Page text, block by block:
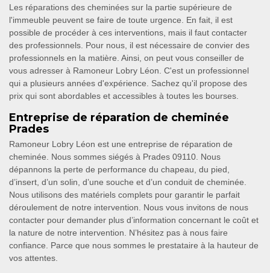
Les réparations des cheminées sur la partie supérieure de
l'immeuble peuvent se faire de toute urgence. En fait, il est
possible de procéder à ces interventions, mais il faut contacter
des professionnels. Pour nous, il est nécessaire de convier des
professionnels en la matière. Ainsi, on peut vous conseiller de
vous adresser à Ramoneur Lobry Léon. C'est un professionnel
qui a plusieurs années d'expérience. Sachez qu'il propose des
prix qui sont abordables et accessibles à toutes les bourses.
Entreprise de réparation de cheminée
Prades
Ramoneur Lobry Léon est une entreprise de réparation de
cheminée. Nous sommes siégés à Prades 09110. Nous
dépannons la perte de performance du chapeau, du pied,
d’insert, d’un solin, d’une souche et d’un conduit de cheminée.
Nous utilisons des matériels complets pour garantir le parfait
déroulement de notre intervention. Nous vous invitons de nous
contacter pour demander plus d’information concernant le coût et
la nature de notre intervention. N’hésitez pas à nous faire
confiance. Parce que nous sommes le prestataire à la hauteur de
vos attentes.